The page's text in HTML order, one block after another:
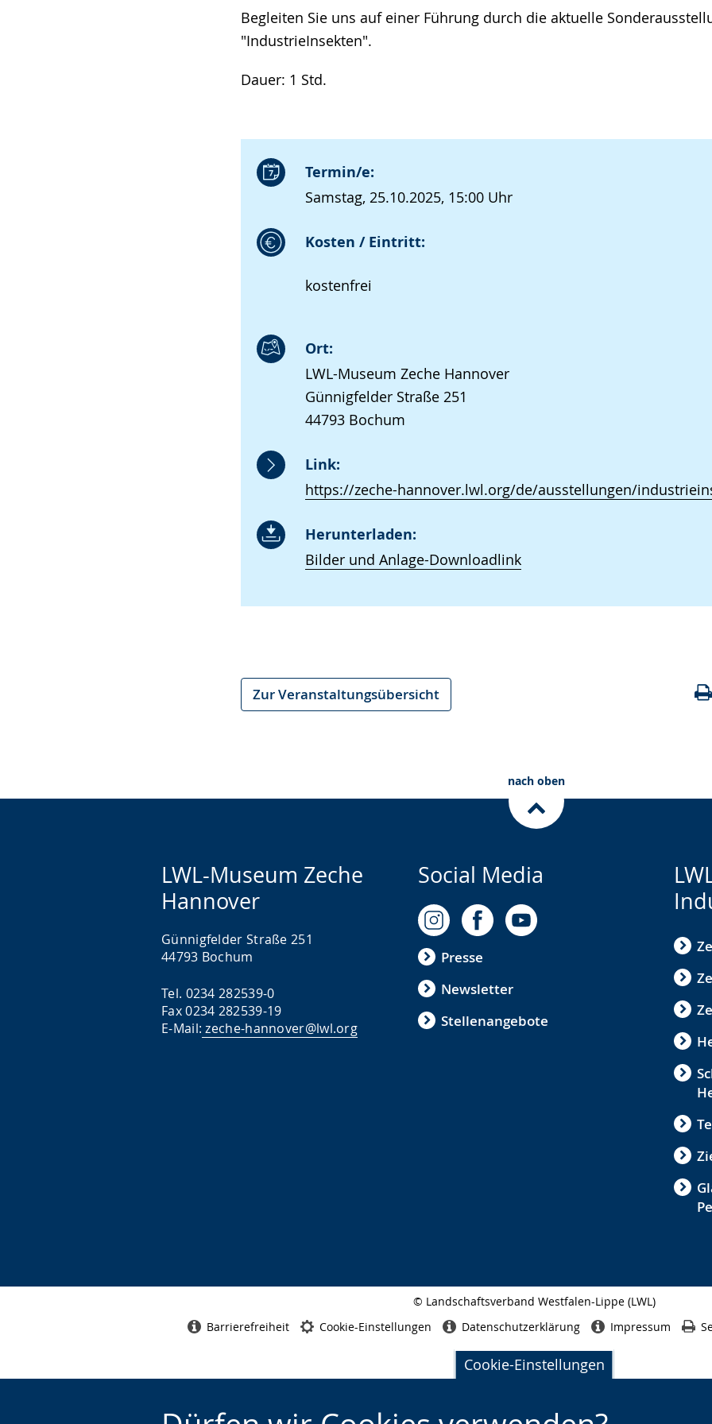
Cookie-Einstellungen
Begleiten Sie uns auf einer Führung durch die aktuelle
"IndustrieInsekten".
Dauer: 1 Std.
Termin/e:
Samstag, 25.10.2025, 15:00 Uhr
Kosten / Eintritt:
kostenfrei
Ort:
LWL-Museum Zeche Hannover
Günnigfelder Straße 251
44793 Bochum
Link:
https://zeche-hannover.lwl.org/de/ausstellungen/
Herunterladen:
Bilder und Anlage-Downloadlink
Zur Veranstaltungsübersicht
nach oben
LWL-Museum Zeche
Hannover
Günnigfelder Straße 251
44793 Bochum
Tel. 0234 282539-0
Fax 0234 282539-19
E-Mail: zeche-hannover@lwl.org
Social Media
Presse
Newsletter
Stellenangebote
© Landschaftsverband Westfalen-Lippe (LWL)
Barrierefreiheit Cookie-Einstellungen Datenschutzerklärung Impressum